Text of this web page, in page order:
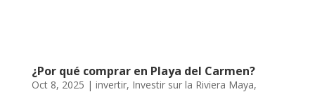
¿Por qué comprar en Playa del Carmen?
Oct 8, 2025 | invertir, Investir sur la Riviera Maya,